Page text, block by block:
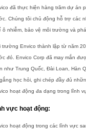
đã thực hiện hàng trăm dự án
Chúng tôi chủ động hỗ trợ các
ô nhiễm, bảo vệ môi trường và
trường Envico thành lập từ năm
đó. Envico Corp đã may mắn
như Trung Quốc, Đài Loan, Hàn
học hỏi, ghi chép đầy đủ
hoạt động đa dạng trong lĩnh
vực hoạt động:
hoạt động trong các lĩnh vực